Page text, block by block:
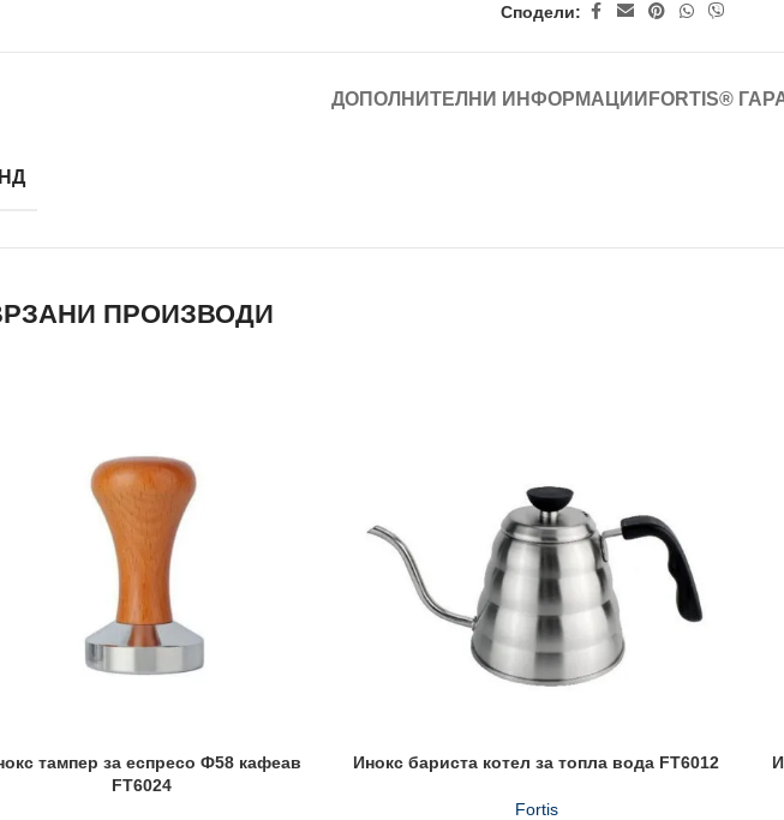
Сподели:
ДОПОЛНИТЕЛНИ ИНФОРМАЦИИ FORTIS®
ПРОИЗВОДИ
тампер за еспресо Ф58 кафеав
FT6024
Инокс бариста котел за топла вода FT6012
Fortis